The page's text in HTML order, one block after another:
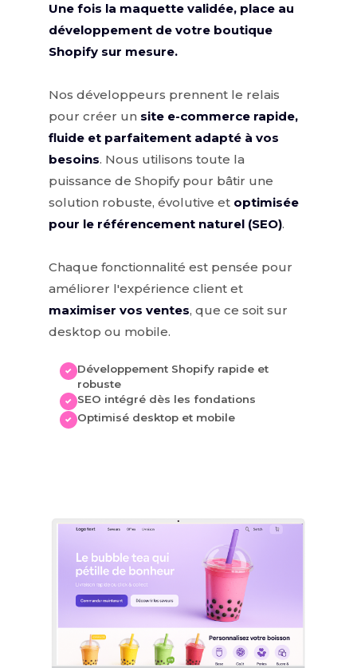
Une fois la maquette validée, place au
développement de votre boutique
Shopify sur mesure.
Nos développeurs prennent le relais
pour créer un site e-commerce rapide,
fluide et parfaitement adapté à vos
besoins. Nous utilisons toute la
puissance de Shopify pour bâtir une
solution robuste, évolutive et optimisée
pour le référencement naturel (SEO).
Chaque fonctionnalité est pensée pour
améliorer l'expérience client et
maximiser vos ventes, que ce soit sur
desktop ou mobile.
✓ Développement Shopify rapide et
robuste
✓ SEO intégré dès les fondations
✓ Optimisé desktop et mobile